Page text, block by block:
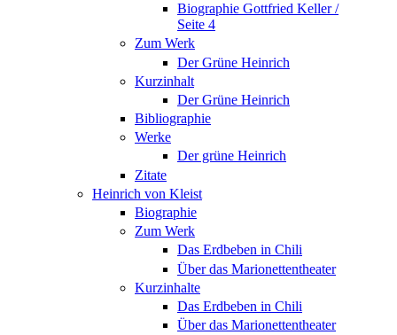
Biographie Gottfried Keller /
Seite 4
Zum Werk
Der Grüne Heinrich
Kurzinhalt
Der Grüne Heinrich
Bibliographie
Werke
Der grüne Heinrich
Zitate
Heinrich von Kleist
Biographie
Zum Werk
Das Erdbeben in Chili
Über das Marionettentheater
Kurzinhalte
Das Erdbeben in Chili
Über das Marionettentheater